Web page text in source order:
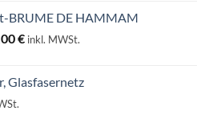
BRUME DE HAMMAM
€Preisspanne:
130,00 €
inkl. MWSt.
Glasfasernetz